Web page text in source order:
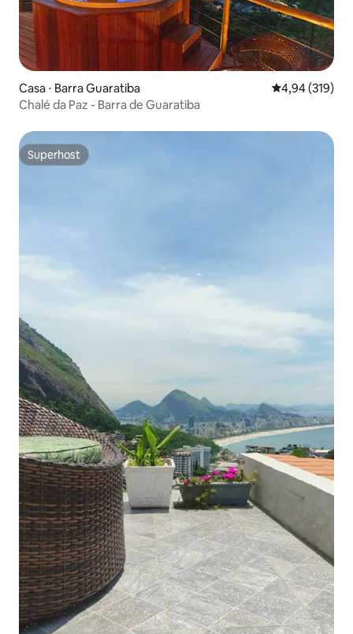
Casa ⋅ Barra Guaratiba 4,94 de uma
4,94 (319)
Chalé da Paz - Barra de Guaratiba
Superhost
Superhost